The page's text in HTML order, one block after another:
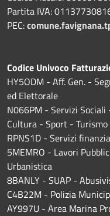
Partita IVA:
PEC:
Codice Univoco
HY5ODM - Aff. Gen. -
ed Elettorale
N066PM - Servizi
Cultura - Sport -
RPNS1D - Servizi
5MEMRO - Lavori
Urbanistica
8BANLY - SUAP -
C4B22M - Polizia
AY997U - Area Marina